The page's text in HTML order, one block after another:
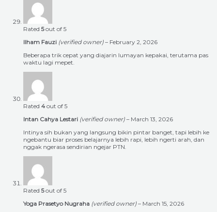
Rated 5out of 5
Ilham Fauzi (verified owner) – February 2, 2026
Beberapa trik cepat yang diajarin lumayan kepakai, terutama pas
waktu lagi mepet.
Rated 4 out of 5
Intan Cahya Lestari (verified owner) – March 13, 2026
Intinya sih bukan yang langsung bikin pintar banget, tapi lebih ke
ngebantu biar proses belajarnya lebih rapi, lebih ngerti arah, dan
nggak ngerasa sendirian ngejar PTN.
Rated 5out of 5
Yoga Prasetyo Nugraha (verified owner) – March 15, 2026